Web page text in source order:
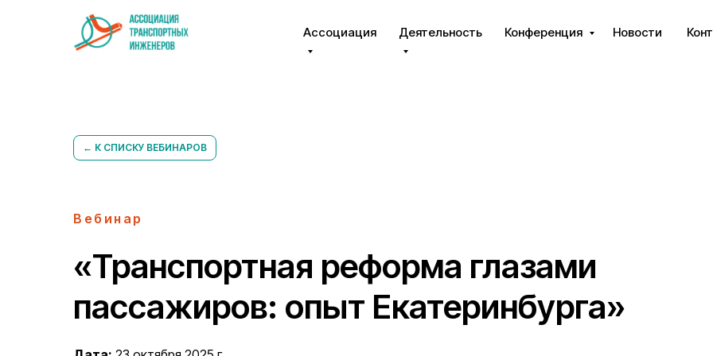
Ассоциация Деятельность Конференция Новости
← К СПИСКУ ВЕБИНАРОВ
Вебинар
«Транспортная реформа глазами
пассажиров: опыт Екатеринбурга»